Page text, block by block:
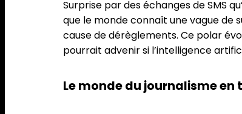
Surprise par des échanges de SMS
que le monde connaît une vague de
cause de dérèglements. Ce polar
pourrait advenir si l’intelligence
Le monde du journalisme en